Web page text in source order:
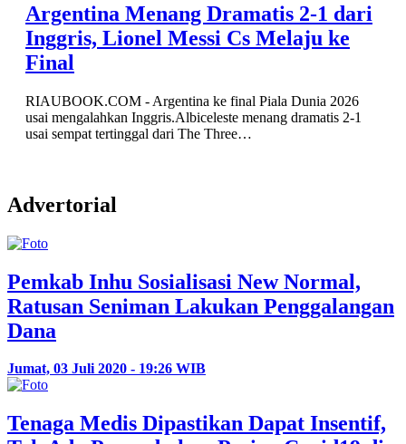
Argentina Menang Dramatis 2-1 dari
Inggris, Lionel Messi Cs Melaju ke
Final
RIAUBOOK.COM - Argentina ke final Piala Dunia 2026
usai mengalahkan Inggris.Albiceleste menang dramatis 2-1
usai sempat tertinggal dari The Three…
Advertorial
Pemkab Inhu Sosialisasi New Normal,
Ratusan Seniman Lakukan Penggalangan
Dana
Jumat, 03 Juli 2020 - 19:26 WIB
Tenaga Medis Dipastikan Dapat Insentif,